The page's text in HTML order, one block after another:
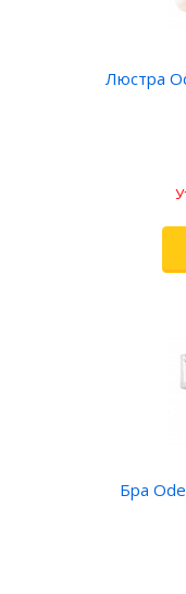
Люстра
Бра